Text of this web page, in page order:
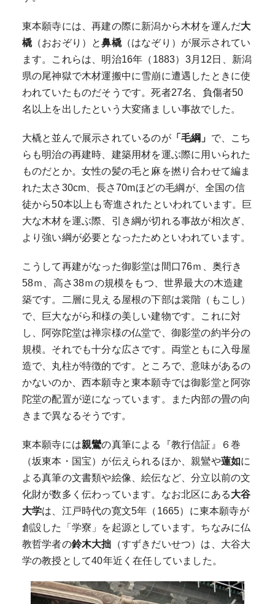
東本願寺には、再建の際に新潟から木材を運んだ大
橇（おおぞり）と鼻橇（はなぞり）が展示されてい
ます。これらは、明治16年（1883）3月12日、新潟
県の尾神獄で木材運搬中に雪崩に遭遇したときに使
われていたものだそうです。死者27名、負傷者50
名以上を出したという大変痛ましい事故でした。
大橇と並んで展示されているのが「毛綱」 で、こち
らも明治の再建時、建築用材を運ぶ際に用いられた
ものだとか。女性の髪の毛と麻を撚り合わせて編ま
れた太さ30cm、長さ70mほどの毛綱が、全国の信
徒から50本以上も寄進されたといわれています。巨
大な木材を運ぶ際、引き綱が切れる事故が相次ぎ、
より強い綱が必要となったためといわれています。
こうして再建がなった御影堂は間口76ｍ、奥行き
58ｍ、高さ38ｍの規模をもつ、世界最大の木造建
築です。二層に見える屋根の下部は裳階（もこし）
で、巨大ながら和様の美しい建物です。これに対
し、阿弥陀堂は禅宗様の仏堂で、御影堂の約半分の
規模。それでも十分な広さです。両堂ともに入母屋
造で、丸柱が特徴的です。ところで、意味があるの
かないのか、西本願寺と東本願寺では御影堂と阿弥
陀堂の配置が逆になっています。また内部の畳の向
きまで異なるそうです。
東本願寺には親鸞の真筆による『教行信証』６巻
（坂東本・国宝）が伝えられるほか、親鸞や蓮如に
よる真筆の文書類や絵像、絵伝など、分立以前の文
化財が数多く伝わっています。なお北区にある大谷
大学は、江戸時代の寛文5年（1665）に東本願寺が
創設した「学寮」を起源としています。ちなみに仏
教哲学者の鈴木大拙 （すずきだいせつ）は、大谷大
学の教授として40年近く在任していました。